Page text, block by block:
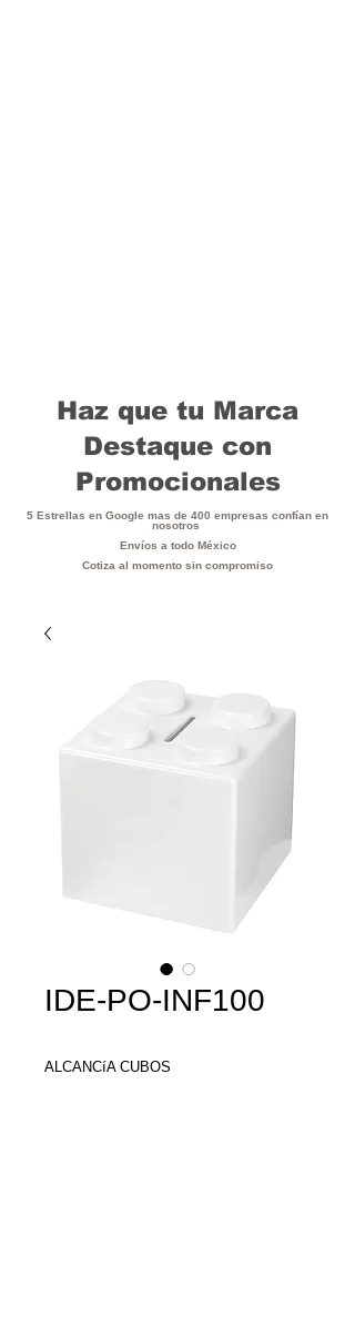
5 Estrellas en Google mas de 400 empresas confían en
nosotros
Envíos a todo México
Cotiza al momento sin compromiso
Haz que tu Marca
Destaque con
Promocionales
IDE-PO-INF100
ALCANCíA CUBOS